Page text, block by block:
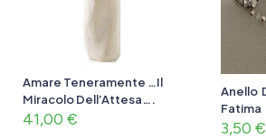
Amare Teneramente …Il
Miracolo Dell’Attesa….
41,00 €
Anello
Fatima
3,50 €